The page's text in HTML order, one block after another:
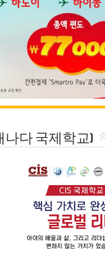
나다 국제학교)